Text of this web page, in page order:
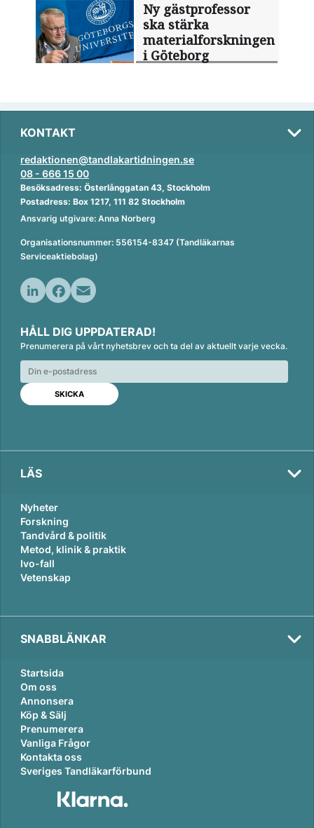
Val
2026
Ny gästprofessor
ska stärka
materialforskningen
i Göteborg
KONTAKT
redaktionen@tandlakartidningen.se
08 - 666 15 00
Besöksadress: Österlånggatan 43, Stockholm
Postadress: Box 1217, 111 82 Stockholm
Ansvarig utgivare: Anna Norberg
Organisationsnummer: 556154-8347 (Tandläkarnas
Serviceaktiebolag)
n
k
e
d
n
c
e
b
o
o
k
a
i
l
HÅLL DIG UPPDATERAD!
Prenumerera på vårt nyhetsbrev och ta del av aktuellt varje vecka.
LÄS
Nyheter
Forskning
Tandvård & politik
Metod, klinik & praktik
Ivo-fall
Vetenskap
SNABBLÄNKAR
Startsida
Om oss
Annonsera
Köp & Sälj
Prenumerera
Vanliga Frågor
Kontakta oss
Sveriges Tandläkarförbund